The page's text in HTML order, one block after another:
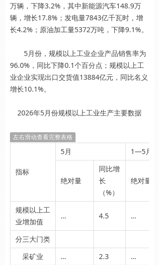
万辆，下降3.2%，其中新能源汽车148.9万
辆，增长17.8%；发电量7843亿千瓦时，增
长4.2%；原油加工量5372万吨，下降9.1%。
5月份，规模以上工业企业产品销售率为
96.0%，同比下降0.1个百分点；规模以上工
业企业实现出口交货值13884亿元，同比名义
增长10.1%。
2026年5月份规模以上工业生产主要数据
左右滑动查看完整表格
指标
5月 1—5月
绝对量
同比增
长
（%）
绝对量
规模以上工
业增加值
… 4.5 …
分三大门类
采矿业
… 2.3
…